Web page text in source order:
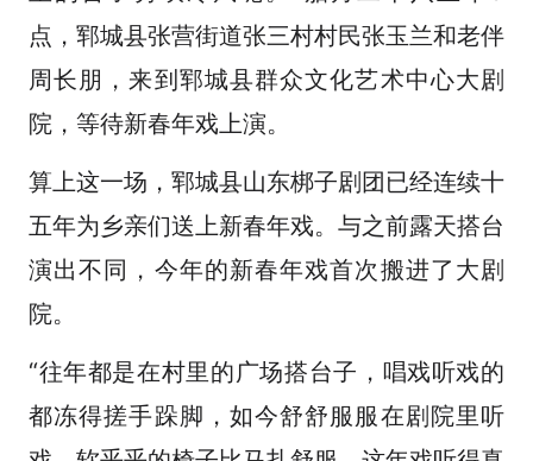
点，郓城县张营街道张三村村民张玉兰和老伴
周长朋，来到郓城县群众文化艺术中心大剧
院，等待新春年戏上演。
算上这一场，郓城县山东梆子剧团已经连续十
五年为乡亲们送上新春年戏。与之前露天搭台
演出不同，今年的新春年戏首次搬进了大剧
院。
“往年都是在村里的广场搭台子，唱戏听戏的
都冻得搓手跺脚，如今舒舒服服在剧院里听